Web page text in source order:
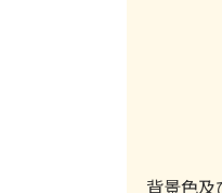
背景色及